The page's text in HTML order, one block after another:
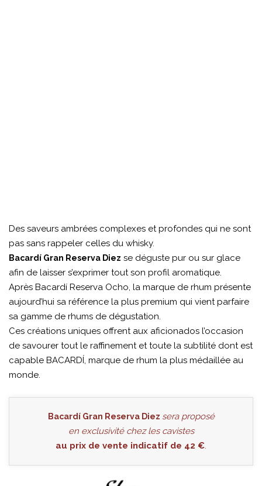
Des saveurs ambrées complexes et profondes qui ne sont
pas sans rappeler celles du whisky.
Bacardí Gran Reserva Diez se déguste pur ou sur glace
afin de laisser s’exprimer tout son profil aromatique.
Après Bacardí Reserva Ocho, la marque de rhum présente
aujourd’hui sa référence la plus premium qui vient parfaire
sa gamme de rhums de dégustation.
Ces créations uniques offrent aux aficionados l’occasion
de savourer tout le raffinement et toute la subtilité dont est
capable BACARDÍ, marque de rhum la plus médaillée au
monde.
Bacardí Gran Reserva Diez sera proposé
en exclusivité chez les cavistes
au prix de vente indicatif de 42 €.